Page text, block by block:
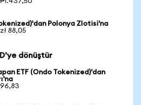
Polonya Zlotisi'na
88,05
dönüştür
ETF (Ondo Tokenized)'dan